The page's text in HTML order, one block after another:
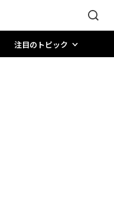
注目のトピック